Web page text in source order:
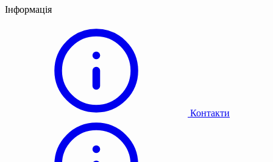
Інформація
Контакти